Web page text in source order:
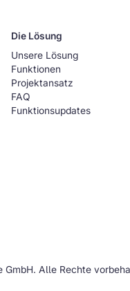
Die Lösung
Unsere Lösung
Funktionen
Projektansatz
FAQ
Funktionsupdates
Alle Rechte